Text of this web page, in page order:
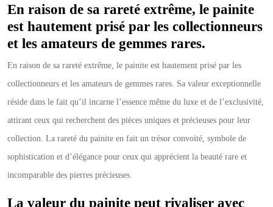
En raison de sa rareté extrême, le painite
est hautement prisé par les collectionneurs
et les amateurs de gemmes rares.
En raison de sa rareté extrême, le painite est hautement prisé par les
collectionneurs et les amateurs de gemmes rares. Sa valeur exceptionnelle
réside dans le fait qu’il incarne l’essence même du luxe et de l’exclusivité,
attirant ceux qui recherchent des pièces uniques et précieuses pour leur
collection. La rareté du painite en fait un trésor convoité, symbole de
sophistication et d’élégance pour ceux qui apprécient la beauté rare et
incomparable des pierres précieuses.
La valeur du painite peut rivaliser avec